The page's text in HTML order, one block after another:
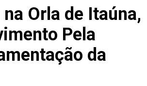
– magnitude 1,5. Os tremores
pelas estações da Rede
analisados pelo Centro de
de São Paulo (USP). A
Observatório Nacional (ON/
Geológico do Brasil
Orla de Itaúna,
Pela
da